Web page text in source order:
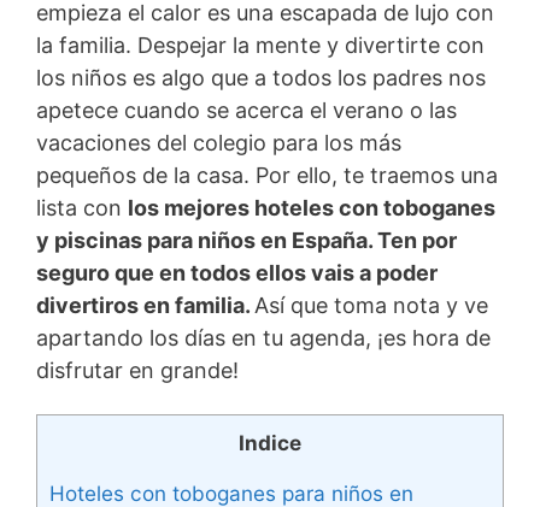
empieza el calor es una escapada de lujo con
la familia. Despejar la mente y divertirte con
los niños es algo que a todos los padres nos
apetece cuando se acerca el verano o las
vacaciones del colegio para los más
pequeños de la casa. Por ello, te traemos una
lista con los mejores hoteles con toboganes
y piscinas para niños en España. Ten por
seguro que en todos ellos vais a poder
divertiros en familia. Así que toma nota y ve
apartando los días en tu agenda, ¡es hora de
disfrutar en grande!
Indice
Hoteles con toboganes para niños en